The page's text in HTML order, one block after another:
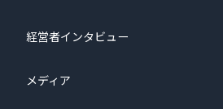
経営者インタビュー
メディア